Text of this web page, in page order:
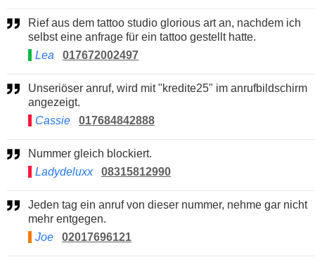
Rief aus dem tattoo studio glorious art an, nachdem ich
selbst eine anfrage für ein tattoo gestellt hatte.
Lea
017672002497
Unseriöser anruf, wird mit "kredite25" im anrufbildschirm
angezeigt.
Cassie
017684842888
Nummer gleich blockiert.
Ladydeluxx
08315812990
Jeden tag ein anruf von dieser nummer, nehme gar nicht
mehr entgegen.
Joe
02017696121